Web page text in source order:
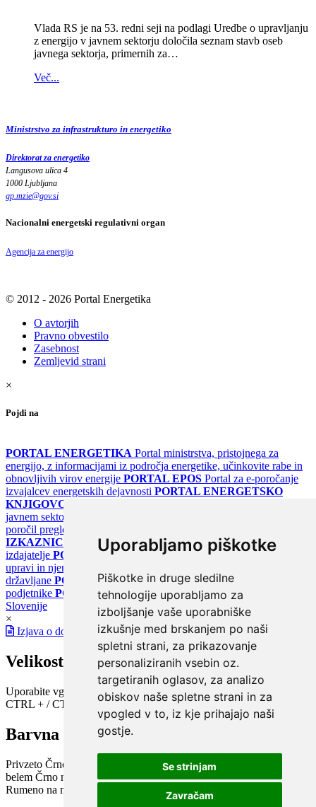
Uporabljamo piškotke
Piškotke in druge sledilne
tehnologije uporabljamo za
izboljšanje vaše uporabniške
izkušnje med brskanjem po naši
spletni strani, za prikazovanje
personaliziranih vsebin oz.
targetiranih oglasov, za analizo
obiskov naše spletne strani in za
vpogled v to, iz kje prihajajo naši
gostje.
Se strinjam
Zavračam
Vlada RS je na 53. redni seji na podlagi Uredbe o upravljanju
z energijo v javnem sektorju določila seznam stavb oseb
javnega sektorja, primernih za…
Več...
Ministrstvo za infrastrukturo in energetiko
Direktorat za energetiko
Langusova ulica 4
1000 Ljubljana
gp.mzie@gov.si
Nacionalni energetski regulativni organ
Agencija za energijo
© 2012 - 2026 Portal Energetika
O avtorjih
Pravno obvestilo
Zasebnost
Zemljevid strani
×
Pojdi na
PORTAL ENERGETIKA Portal ministrstva, pristojnega za
energijo, z informacijami iz področja energetike, učinkovite rabe in
obnovljivih virov energije PORTAL EPOS Portal za e-poročanje
izvajalcev energetskih dejavnosti PORTAL ENERGETSKO
KNJIGOVODSTVO
javnem sektorju
poročil pregledov klimatskih sistemov
IZKAZNICE
Register energetskih izkaznic - za izdelovalce in
izdajatelje PORTAL GOV.SI Osrednje spletno mesto o državni
upravi in njenih storitvah
državljane PORTAL SPOT Državni portal za podjetja in
podjetnike PORTAL OPSI Državni portal odprtih podatkov
Slovenije
×
Izjava o dostopnosti
Velikost pisave
Uporabite vgrajeno funkcijo brskalnika
CTRL + / CTRL -
Barvna shema
Privzeto Črno na belem Belo na črnem Črno na bež
belem Črno na zelenem Črno na rumenem Modro na rumenem
Rumeno na modrem
Turkizno na črnem Črno na vijoličnem